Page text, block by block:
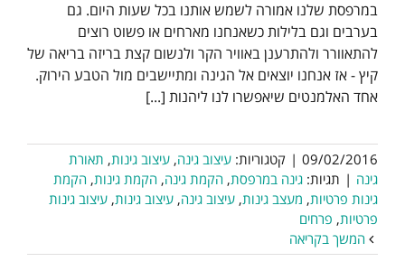
במרפסת שלנו אמורה לשמש אותנו בכל שעות היום. גם
בערבים וגם בלילות כשאנחנו מארחים או פשוט רוצים
להתאוורר ולהתרענן באוויר הקר ולנשום קצת בריזה בריאה של
קיץ - אז אנחנו יוצאים אל הגינה ומתיישבים מול הטבע הירוק.
אחד האלמנטים שיאפשרו לנו ליהנות [...]
09/02/2016
| קטגוריות: עיצוב גינה, עיצוב גינות, תאורת
גינה | תגיות: גינה במרפסת, הקמת גינה, הקמת גינות, הקמת
גינות פרטיות, מעצב גינות, עיצוב גינה, עיצוב גינות, עיצוב גינות
פרטיות, פרחים
המשך בקריאה